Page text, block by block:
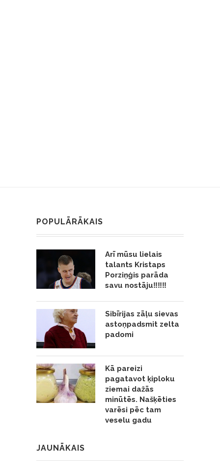
POPULĀRĀKAIS
Arī mūsu lielais
talants Kristaps
Porziņģis parāda
savu nostāju‼️‼️‼️
Sibīrijas zāļu sievas
astoņpadsmit zelta
padomi
Kā pareizi
pagatavot ķiploku
ziemai dažās
minūtēs. Našķēties
varēsi pēc tam
veselu gadu
JAUNĀKAIS